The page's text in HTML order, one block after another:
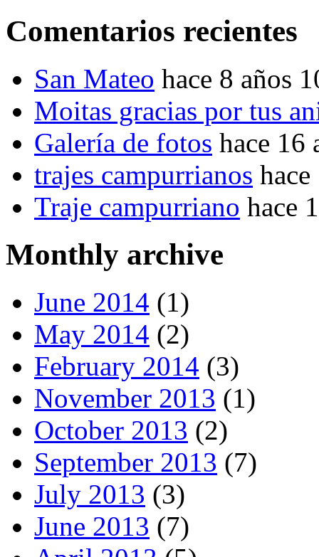
Comentarios recientes
San Mateo hace 8 años
Moitas gracias por tus
Galería de fotos hace 16
trajes campurrianos
Traje campurriano hace
Monthly archive
June 2014 (1)
May 2014 (2)
February 2014 (3)
November 2013 (1)
October 2013 (2)
September 2013 (7)
July 2013 (3)
June 2013 (7)